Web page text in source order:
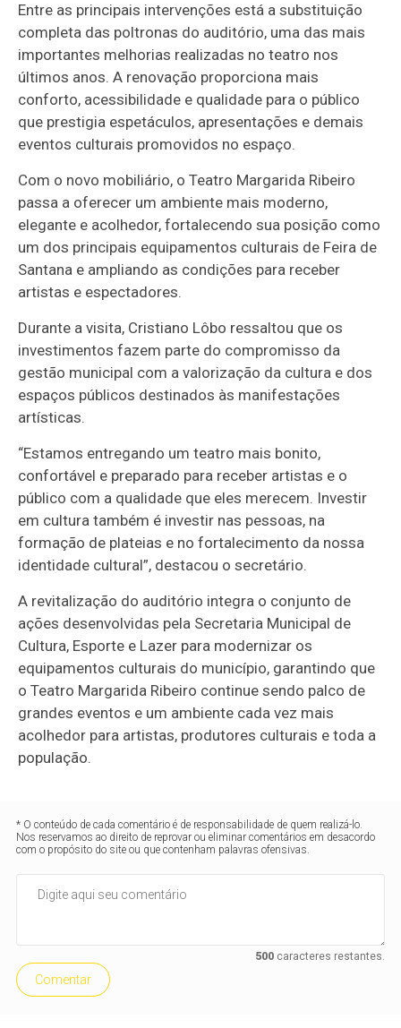
Entre as principais intervenções está a substituição
completa das poltronas do auditório, uma das mais
importantes melhorias realizadas no teatro nos
últimos anos. A renovação proporciona mais
conforto, acessibilidade e qualidade para o público
que prestigia espetáculos, apresentações e demais
eventos culturais promovidos no espaço.
Com o novo mobiliário, o Teatro Margarida Ribeiro
passa a oferecer um ambiente mais moderno,
elegante e acolhedor, fortalecendo sua posição como
um dos principais equipamentos culturais de Feira de
Santana e ampliando as condições para receber
artistas e espectadores.
Durante a visita, Cristiano Lôbo ressaltou que os
investimentos fazem parte do compromisso da
gestão municipal com a valorização da cultura e dos
espaços públicos destinados às manifestações
artísticas.
“Estamos entregando um teatro mais bonito,
confortável e preparado para receber artistas e o
público com a qualidade que eles merecem. Investir
em cultura também é investir nas pessoas, na
formação de plateias e no fortalecimento da nossa
identidade cultural”, destacou o secretário.
A revitalização do auditório integra o conjunto de
ações desenvolvidas pela Secretaria Municipal de
Cultura, Esporte e Lazer para modernizar os
equipamentos culturais do município, garantindo que
o Teatro Margarida Ribeiro continue sendo palco de
grandes eventos e um ambiente cada vez mais
acolhedor para artistas, produtores culturais e toda a
população.
* O conteúdo de cada comentário é de responsabilidade de quem realizá-lo.
Nos reservamos ao direito de reprovar ou eliminar comentários em desacordo
com o propósito do site ou que contenham palavras ofensivas.
500caracteres restantes.
Comentar